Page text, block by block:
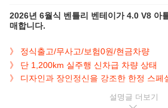
2026년 6월식 벤틀리 벤테이가 4.0 V8 아
매합니다.
》 정식출고/무사고/보험0원/현금차량
》 단 1,200km 실주행 신차급 차량 상태
》 디자인과 장인정신을 강조한 한정 스페
설명글